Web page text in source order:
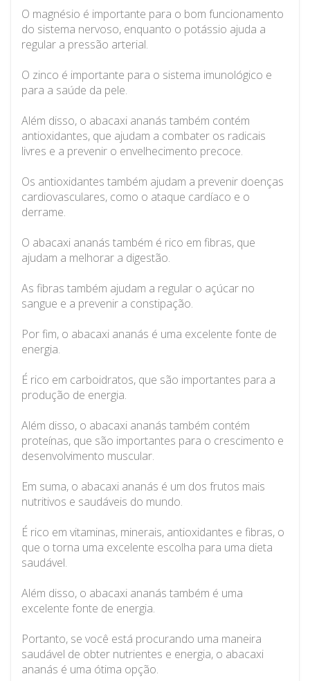
O magnésio é importante para o bom funcionamento
do sistema nervoso, enquanto o potássio ajuda a
regular a pressão arterial.
O zinco é importante para o sistema imunológico e
para a saúde da pele.
Além disso, o abacaxi ananás também contém
antioxidantes, que ajudam a combater os radicais
livres e a prevenir o envelhecimento precoce.
Os antioxidantes também ajudam a prevenir doenças
cardiovasculares, como o ataque cardíaco e o
derrame.
O abacaxi ananás também é rico em fibras, que
ajudam a melhorar a digestão.
As fibras também ajudam a regular o açúcar no
sangue e a prevenir a constipação.
Por fim, o abacaxi ananás é uma excelente fonte de
energia.
É rico em carboidratos, que são importantes para a
produção de energia.
Além disso, o abacaxi ananás também contém
proteínas, que são importantes para o crescimento e
desenvolvimento muscular.
Em suma, o abacaxi ananás é um dos frutos mais
nutritivos e saudáveis do mundo.
É rico em vitaminas, minerais, antioxidantes e fibras, o
que o torna uma excelente escolha para uma dieta
saudável.
Além disso, o abacaxi ananás também é uma
excelente fonte de energia.
Portanto, se você está procurando uma maneira
saudável de obter nutrientes e energia, o abacaxi
ananás é uma ótima opção.